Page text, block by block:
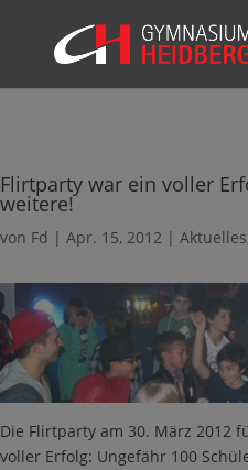
Flirtparty war ein voller
weitere!
von Fd | Apr. 15, 2012 | Aktuelles
Die Flirtparty am 30. März 2012
voller Erfolg: Ungefähr 100